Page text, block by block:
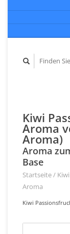
Kiwi
Aroma
Aroma)
Aroma
Base
Startseite/
Aroma
Kiwi